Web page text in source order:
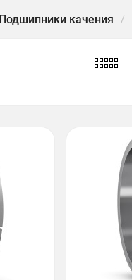
Подшипники качения